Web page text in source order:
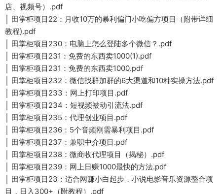
店、视频号）.pdf
│ 田掌柜项目22：月收10万的暴利偏门小吃偏方项目（附带详细
教程).pdf
│ 田掌柜项目230：电脑上怎么登陆多个微信？.pdf
│ 田掌柜项目231：免费的东西卖1000(1).pdf
│ 田掌柜项目231：免费的东西卖1000.pdf
│ 田掌柜项目232：微信找群加群的6大渠道和10种实操方法.pdf
│ 田掌柜项目233：网上打印项目.pdf
│ 田掌柜项目234：短视频被动引流法.pdf
│ 田掌柜项目235：代理创业项目.pdf
│ 田掌柜项目236：5个音频刚需暴利项目.pdf
│ 田掌柜项目237：兼职中介项目.pdf
│ 田掌柜项目238：微商收代理项目（揭秘）.pdf
│ 田掌柜项目239：网上日赚1000最快的方法.pdf
│ 田掌柜项目23：适合网赚小白起步，小说电影音乐资源整合项
目，日入300+（附教程）.pdf